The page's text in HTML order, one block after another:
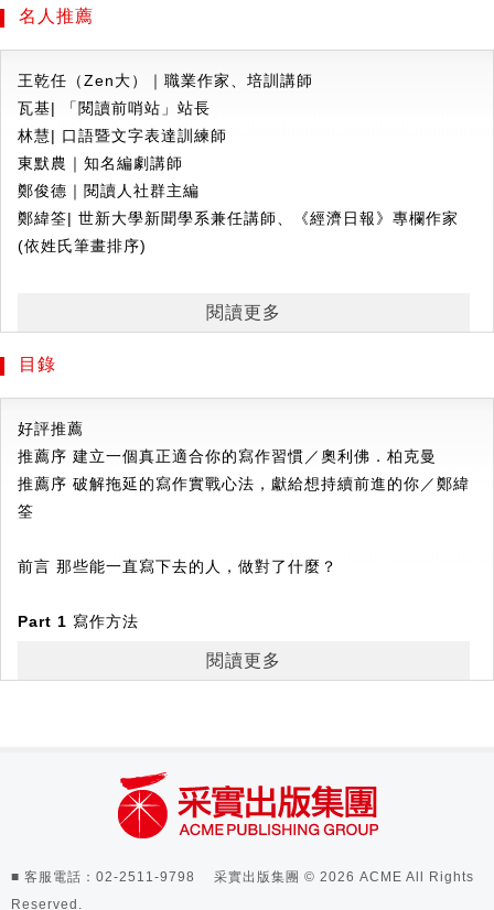
在多年陪伴上萬名寫作者後，他們發現，真正的障礙從來不是
而是完美主義、自我懷疑，還有對寫作的過度期待，
更是你對自己與思緒的掌控感。
就算在壓力中，也能條理清晰、有力表達，
從一篇文章到一本作品，不再只是夢想，而是可實現的目標。
►做自己的寫作教練，
教你從10大面向打造屬於自己的寫作習慣和節奏──
・破解「每天寫作神話」的迷思，找到最適合自己的頻率
・4種寫作法：隨興寫作、每日例行寫作、追劇式寫作、固定排
程寫作
・搭配環境、時間、生活節奏，建立個人化的「觸發儀式」
・把拖延轉化為寫作暖身（散步、做家事都是有效熱身）
・以寫作陪伴生活，將零碎時間轉化為創作動能
本書有更多打造寫作習慣的高效技巧，
作家，也是Prolifiko 的共同創辦人，這是一家提供輔導和培訓
服務的公司，致力於幫助人們養成高效寫作的習慣。他曾擔任
全球知名品牌、慈善機構和公共部門的代筆作家和內容顧問。
在創立自己的傳播顧問公司Swarm之前，他曾擔任某機構的總
監，並定期為全國性報紙和雜誌撰稿，且是一位屢獲殊榮的喜
劇劇本作家。
名人推薦
王乾任（Zen大）｜職業作家、培訓講師
瓦基| 「閱讀前哨站」站長
林慧| 口語暨文字表達訓練師
東默農｜知名編劇講師
鄭俊德｜閱讀人社群主編
鄭緯筌| 世新大學新聞學系兼任講師、《經濟日報》專欄作家
(依姓氏筆畫排序)
「多麼可愛又友善的一本書啊！它讓我感到愉快、振奮、不再
──凱茜．倫岑布林克（Cathy Rentzenbrink），《寫下一
「這本關於如何寫出好文章的書，寫得非常出色，對任何希望
提高寫作效率的人來說都極具價值。如果你是個寫作者，請成
為這本書的讀者吧。」
──羅伯特．席爾迪尼（Robert Cialdini），《影響力》
的障礙。」
──嘉蓓爾．歐廷萱（Gabriele Oettingen），《正向思維新
解》（Rethinking Positive Thinking）作者
法完成作品的許多誤解和傳說，提供了切實可行的解決方法。
本書將幫助你規劃寫作生活，並指導你如何對待寫作這門藝
（ShutUp&Write!）創辦人兼執行長
閱讀更多
目錄
好評推薦
推薦序 建立一個真正適合你的寫作習慣／奧利佛．柏克曼
推薦序 破解拖延的寫作實戰心法，獻給想持續前進的你／鄭緯
筌
前言 那些能一直寫下去的人，做對了什麼？
Part 1 寫作方法
第1章 打破規則
當模仿成了阻力
「每天寫作」神話的崛起與瓦解
完成寫作的方法不只一種
一個轉念，改變寫作人生
定型心態與成長心態
閱讀更多
■ 客服電話：02-2511-9798 采實出版集團 © 2026 ACME All Rights
Reserved.